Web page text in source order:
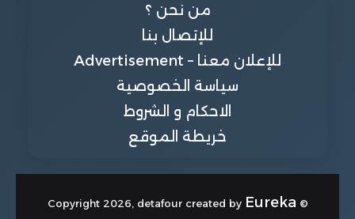
من نحن ؟
للإتصال بنا
للإعلان معنا – Advertisement
سياسة الخصوصية
الاحكام و الشروط
خريطة الموقع
© Copyright 2026, detafour created by
Eureka